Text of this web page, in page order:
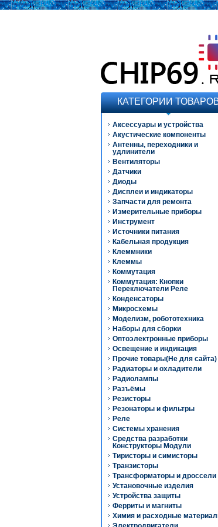
КАТЕГОРИИ
Аксессуары и устройства
Акустические компоненты
Антенны, переходники и
удлинители
Вентиляторы
Датчики
Диоды
Дисплеи и индикаторы
Запчасти для ремонта
Измерительные приборы
Инструмент
Источники питания
Кабельная продукция
Клеммники
Клеммы
Коммутация
Коммутация: Кнопки
Переключатели Реле
Конденсаторы
Микросхемы
Моделизм, робототехника
Наборы для сборки
Оптоэлектронные приборы
Освещение и индикация
Прочие товары(Не для сайта)
Радиаторы и охладители
Радиолампы
Разъёмы
Резисторы
Резонаторы и фильтры
Реле
Системы хранения
Средства разработки
Конструкторы Модули
Тиристоры и симисторы
Транзисторы
Трансформаторы и дроссели
Установочные изделия
Устройства защиты
Ферриты и магниты
Химия и расходные